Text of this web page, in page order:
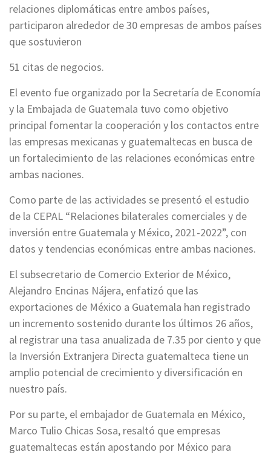
relaciones diplomáticas entre ambos países,
participaron alrededor de 30 empresas de ambos países
que sostuvieron
51 citas de negocios.
El evento fue organizado por la Secretaría de Economía
y la Embajada de Guatemala tuvo como objetivo
principal fomentar la cooperación y los contactos entre
las empresas mexicanas y guatemaltecas en busca de
un fortalecimiento de las relaciones económicas entre
ambas naciones.
Como parte de las actividades se presentó el estudio
de la CEPAL “Relaciones bilaterales comerciales y de
inversión entre Guatemala y México, 2021-2022”, con
datos y tendencias económicas entre ambas naciones.
El subsecretario de Comercio Exterior de México,
Alejandro Encinas Nájera, enfatizó que las
exportaciones de México a Guatemala han registrado
un incremento sostenido durante los últimos 26 años,
al registrar una tasa anualizada de 7.35 por ciento y que
la Inversión Extranjera Directa guatemalteca tiene un
amplio potencial de crecimiento y diversificación en
nuestro país.
Por su parte, el embajador de Guatemala en México,
Marco Tulio Chicas Sosa, resaltó que empresas
guatemaltecas están apostando por México para